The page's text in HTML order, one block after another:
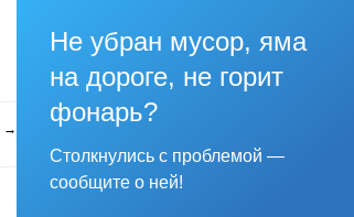
→
Не убран мусор, яма
на дороге, не горит
фонарь?
Столкнулись с проблемой —
сообщите о ней!